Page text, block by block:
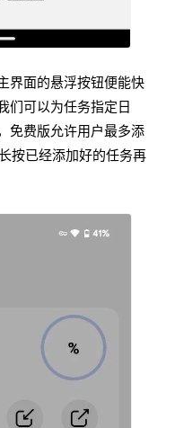
界面的悬浮按钮便能快
们可以为任务指定日
免费版允许用户最多添
按已经添加好的任务再